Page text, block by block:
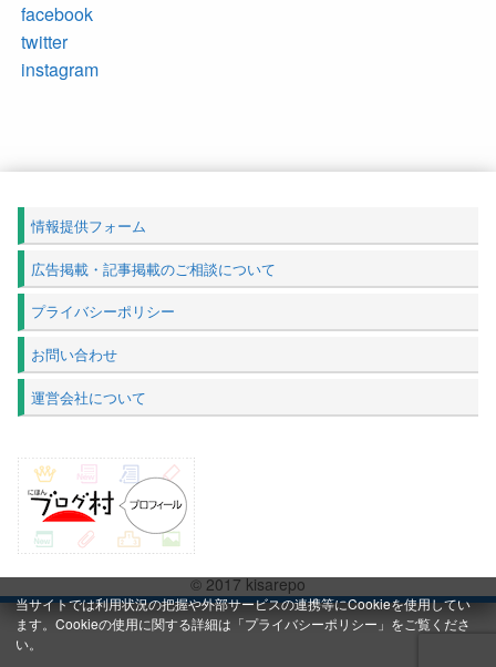
当サイトでは利用状況の把握や外部サービスの連携等にCookieを使用してい
ます。Cookieの使用に関する詳細は「プライバシーポリシー 」をご覧くださ
い。
facebook
twitter
instagram
情報提供フォーム
広告掲載・記事掲載のご相談について
プライバシーポリシー
お問い合わせ
運営会社について
© 2017 kisarepo